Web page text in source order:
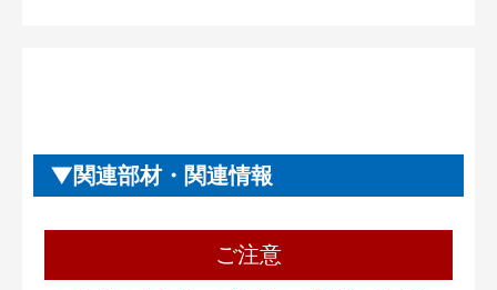
関連部材・関連情報
ご注意